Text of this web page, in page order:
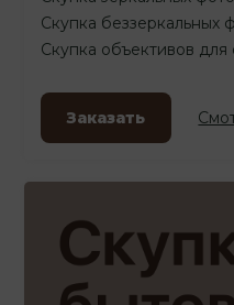
Скупка беззеркальных
Скупка объективов для
Заказать